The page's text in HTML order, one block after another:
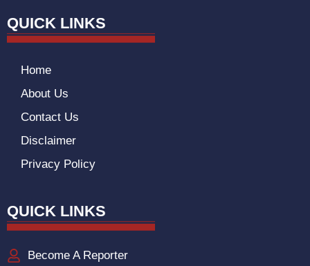
QUICK LINKS
Home
About Us
Contact Us
Disclaimer
Privacy Policy
QUICK LINKS
Become A Reporter